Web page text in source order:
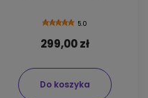
5.0
299,00 zł
Do koszyka